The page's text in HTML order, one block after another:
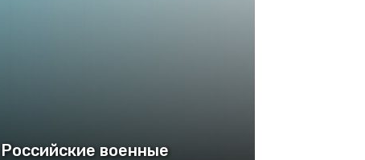
Российские военные